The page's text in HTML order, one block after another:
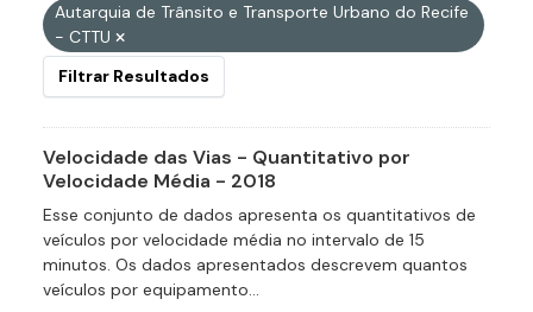
Autarquia de Trânsito e Transporte Urbano do Recife
- CTTU
Filtrar Resultados
Velocidade das Vias - Quantitativo por
Velocidade Média - 2018
Esse conjunto de dados apresenta os quantitativos de
veículos por velocidade média no intervalo de 15
minutos. Os dados apresentados descrevem quantos
veículos por equipamento...